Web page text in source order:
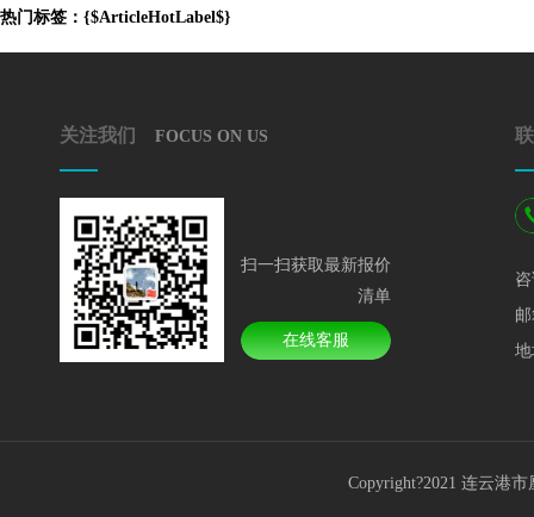
热门标签：{$ArticleHotLabel$}
关注我们 FOCUS ON US
扫一扫获取最新报价
清单
在线客服
Copyright?2021 连云港